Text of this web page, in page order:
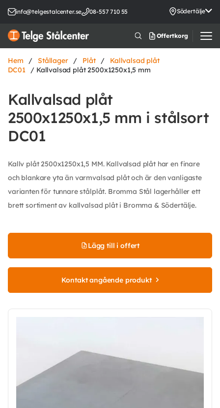
info@telgestalcenter.se 08-557 710 55 Södertälje
Offertkorg
Hem / Stållager / Plåt /
Kallvalsad plåt
DC01
/ Kallvalsad plåt 2500x1250x1,5 mm
Kallvalsad plåt
2500x1250x1,5 mm i stålsort
DC01
Kallv plåt 2500x1250x1,5 MM. Kallvalsad plåt har en finare
och blankare yta än varmvalsad plåt och är den vanligaste
varianten för tunnare stålplåt. Bromma Stål lagerhåller ett
brett sortiment av kallvalsad plåt i Bromma & Södertälje.
Lägg till i offert
Kontakt angående produkt